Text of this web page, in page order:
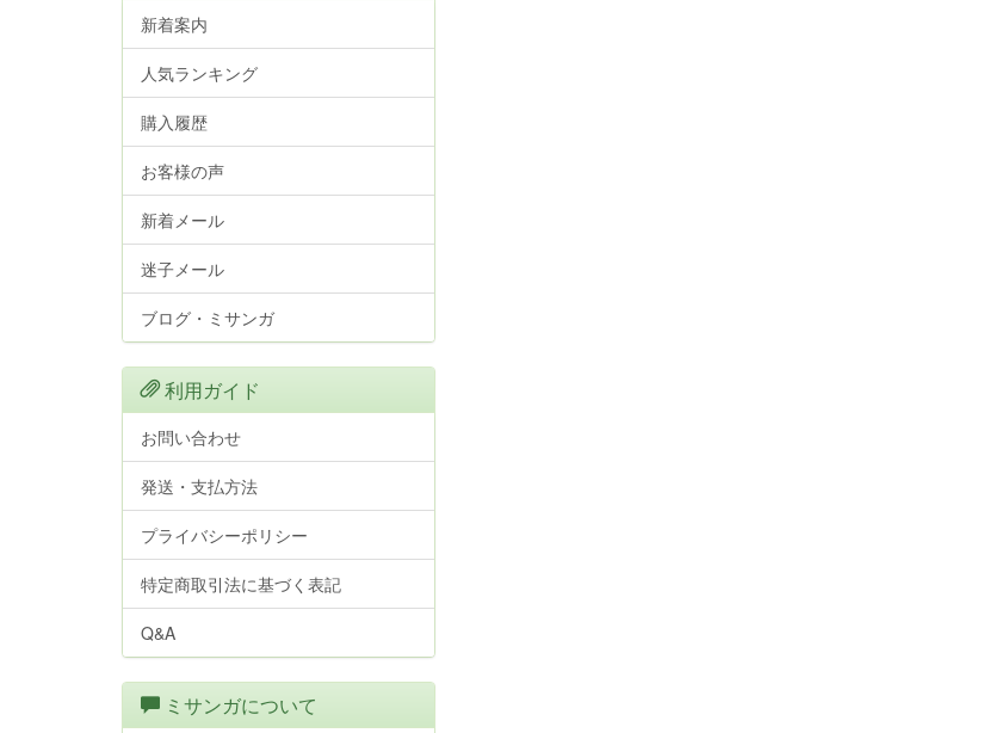
新着案内
人気ランキング
購入履歴
お客様の声
新着メール
迷子メール
ブログ・ミサンガ
利用ガイド
お問い合わせ
発送・支払方法
プライバシーポリシー
特定商取引法に基づく表記
Q&A
ミサンガについて